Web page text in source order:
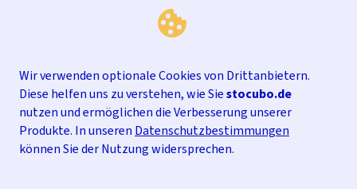
Wir verwenden optionale Cookies von Drittanbietern.
Diese helfen uns zu verstehen, wie Siestocubo.de
nutzen und ermöglichen die Verbesserung unserer
Produkte. In unseren Datenschutzbestimmungen
können Sie der Nutzung widersprechen.